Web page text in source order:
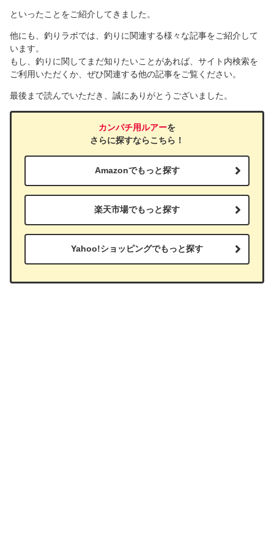
といったことをご紹介してきました。
他にも、釣りラボでは、釣りに関連する様々な記事をご紹介して
います。
もし、釣りに関してまだ知りたいことがあれば、サイト内検索を
ご利用いただくか、ぜひ関連する他の記事をご覧ください。
最後まで読んでいただき、誠にありがとうございました。
カンパチ用ルアーを
さらに探すならこちら！
Amazonでもっと探す
楽天市場でもっと探す
Yahoo!ショッピングでもっと探す